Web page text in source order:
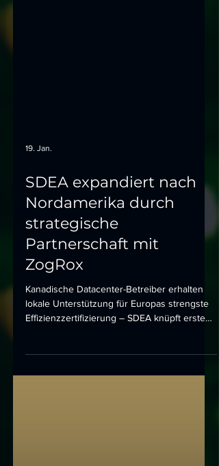
19. Jan.
SDEA expandiert nach
Nordamerika durch
strategische
Partnerschaft mit
ZogRox
Kanadische Datacenter-Betreiber erhalten